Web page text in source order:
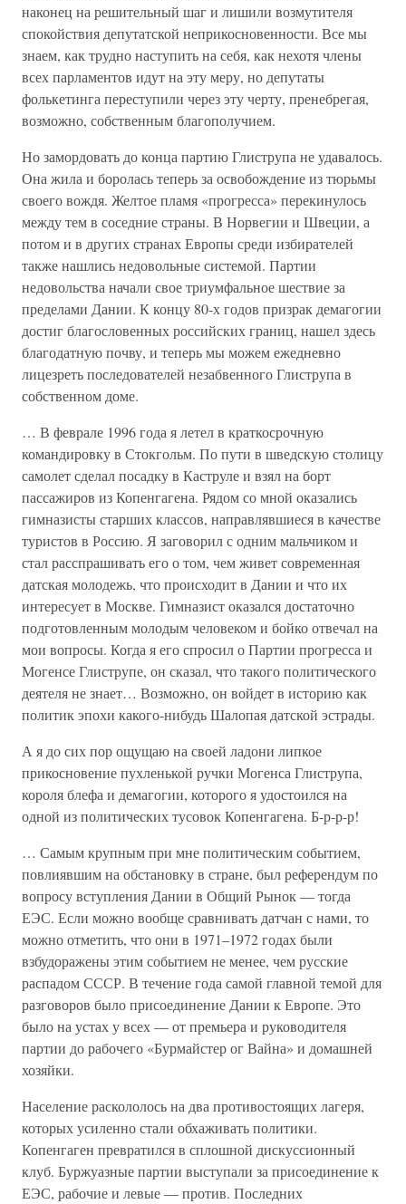
наконец на решительный шаг и лишили возмутителя
спокойствия депутатской неприкосновенности. Все мы
знаем, как трудно наступить на себя, как нехотя члены
всех парламентов идут на эту меру, но депутаты
фолькетинга переступили через эту черту, пренебрегая,
возможно, собственным благополучием.
Но замордовать до конца партию Глиструпа не удавалось.
Она жила и боролась теперь за освобождение из тюрьмы
своего вождя. Желтое пламя «прогресса» перекинулось
между тем в соседние страны. В Норвегии и Швеции, а
потом и в других странах Европы среди избирателей
также нашлись недовольные системой. Партии
недовольства начали свое триумфальное шествие за
пределами Дании. К концу 80-х годов призрак демагогии
достиг благословенных российских границ, нашел здесь
благодатную почву, и теперь мы можем ежедневно
лицезреть последователей незабвенного Глиструпа в
собственном доме.
… В феврале 1996 года я летел в краткосрочную
командировку в Стокгольм. По пути в шведскую столицу
самолет сделал посадку в Каструле и взял на борт
пассажиров из Копенгагена. Рядом со мной оказались
гимназисты старших классов, направлявшиеся в качестве
туристов в Россию. Я заговорил с одним мальчиком и
стал расспрашивать его о том, чем живет современная
датская молодежь, что происходит в Дании и что их
интересует в Москве. Гимназист оказался достаточно
подготовленным молодым человеком и бойко отвечал на
мои вопросы. Когда я его спросил о Партии прогресса и
Могенсе Глиструпе, он сказал, что такого политического
деятеля не знает… Возможно, он войдет в историю как
политик эпохи какого-нибудь Шалопая датской эстрады.
А я до сих пор ощущаю на своей ладони липкое
прикосновение пухленькой ручки Могенса Глиструпа,
короля блефа и демагогии, которого я удостоился на
одной из политических тусовок Копенгагена. Б-р-р-р!
… Самым крупным при мне политическим событием,
повлиявшим на обстановку в стране, был референдум по
вопросу вступления Дании в Общий Рынок — тогда
ЕЭС. Если можно вообще сравнивать датчан с нами, то
можно отметить, что они в 1971–1972 годах были
взбудоражены этим событием не менее, чем русские
распадом СССР. В течение года самой главной темой для
разговоров было присоединение Дании к Европе. Это
было на устах у всех — от премьера и руководителя
партии до рабочего «Бурмайстер ог Вайна» и домашней
хозяйки.
Население раскололось на два противостоящих лагеря,
которых усиленно стали обхаживать политики.
Копенгаген превратился в сплошной дискуссионный
клуб. Буржуазные партии выступали за присоединение к
ЕЭС, рабочие и левые — против. Последних